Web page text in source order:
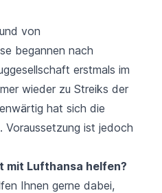
von
begannen nach
erstmals im
wieder zu Streiks der
hat sich die
. Voraussetzung ist jedoch
mit Lufthansa helfen?
Ihnen gerne dabei,